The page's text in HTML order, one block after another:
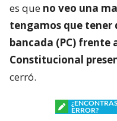
es que no veo una
tengamos que tener
bancada (PC) frente
Constitucional
cerró.
ERROR?